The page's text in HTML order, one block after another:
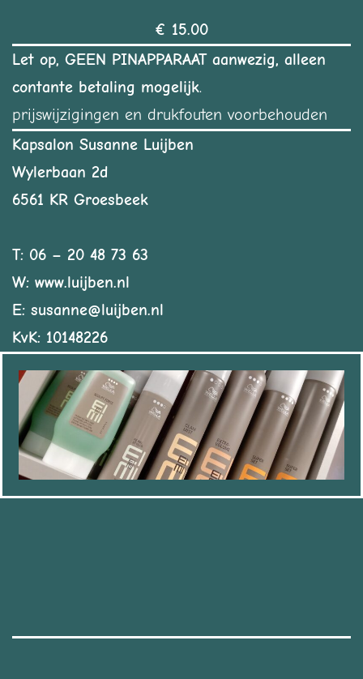
€ 15.00
Let op, GEEN PINAPPARAAT aanwezig, alleen
contante betaling mogelijk.
prijswijzigingen en drukfouten voorbehouden
Kapsalon Susanne Luijben
Wylerbaan 2d
6561 KR Groesbeek
T: 06 – 20 48 73 63
W: www.luijben.nl
E: susanne@luijben.nl
KvK: 10148226